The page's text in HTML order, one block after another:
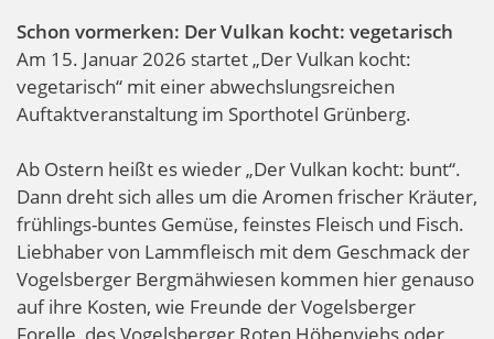
Schon vormerken: Der Vulkan kocht: vegetarisch
Am 15. Januar 2026 startet „Der Vulkan kocht:
vegetarisch“ mit einer abwechslungsreichen
Auftaktveranstaltung im Sporthotel Grünberg.
Ab Ostern heißt es wieder „Der Vulkan kocht: bunt“.
Dann dreht sich alles um die Aromen frischer Kräuter,
frühlings-buntes Gemüse, feinstes Fleisch und Fisch.
Liebhaber von Lammfleisch mit dem Geschmack der
Vogelsberger Bergmähwiesen kommen hier genauso
auf ihre Kosten, wie Freunde der Vogelsberger